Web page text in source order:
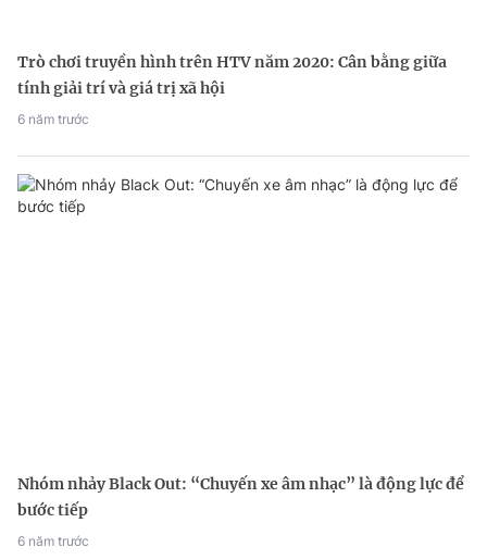
Trò chơi truyền hình trên HTV năm 2020: Cân bằng giữa
tính giải trí và giá trị xã hội
6 năm trước
Nhóm nhảy Black Out: “Chuyến xe âm nhạc” là động lực để
bước tiếp
6 năm trước